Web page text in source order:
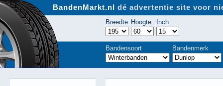
BandenMarkt.nl dé advertentie site voor
Breedte Hoogte Inch
Bandensoort Bandenmerk